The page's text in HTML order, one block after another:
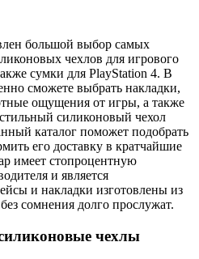
большой выбор самых
чехлов для игрового
сумки для PlayStation 4. В
сможете выбрать накладки,
ощущения от игры, а также
силиконовый чехол
каталог поможет подобрать
его доставку в кратчайшие
имеет стопроцентную
и является
и накладки изготовлены из
сомнения долго прослужат.
чехлы